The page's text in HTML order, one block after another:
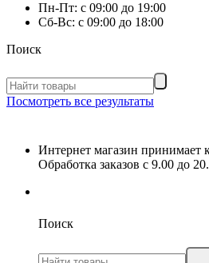
Пн-Пт: с 09:00 до 19:00
Сб-Вс: с 09:00 до 18:00
Поиск
Посмотреть все результаты
Интернет магазин принимает
Обработка заказов с 9.00 до
Поиск